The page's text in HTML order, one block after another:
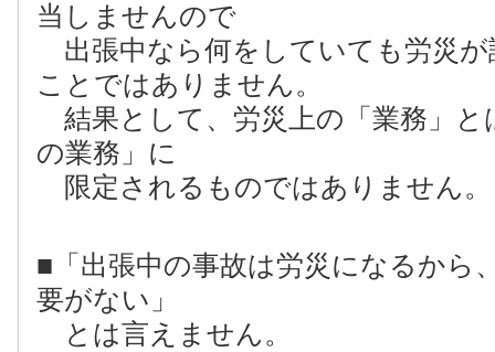
当しませんので
出張中なら何をしていても労災
ことではありません。
結果として、労災上の「業務」と
の業務」に
限定されるものではありません。
■「出張中の事故は労災になるから
要がない」
とは言えません。